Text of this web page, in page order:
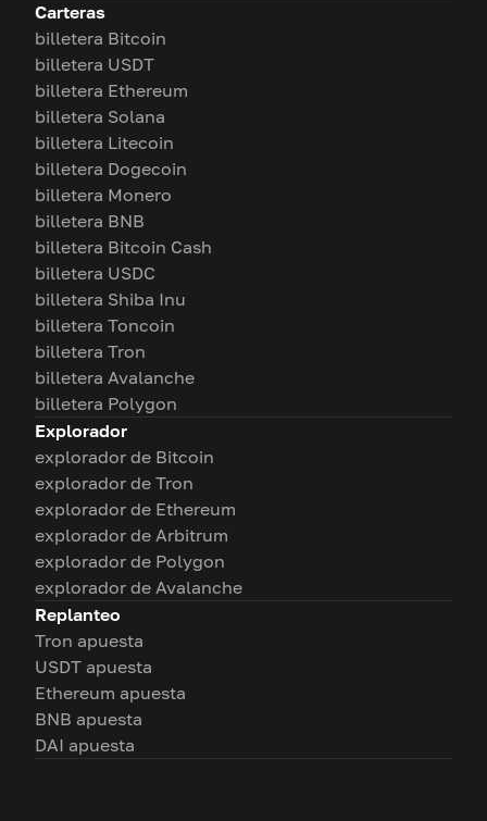
Carteras
billetera Bitcoin
billetera USDT
billetera Ethereum
billetera Solana
billetera Litecoin
billetera Dogecoin
billetera Monero
billetera BNB
billetera Bitcoin Cash
billetera USDC
billetera Shiba Inu
billetera Toncoin
billetera Tron
billetera Avalanche
billetera Polygon
Explorador
explorador de Bitcoin
explorador de Tron
explorador de Ethereum
explorador de Arbitrum
explorador de Polygon
explorador de Avalanche
Replanteo
Tron apuesta
USDT apuesta
Ethereum apuesta
BNB apuesta
DAI apuesta